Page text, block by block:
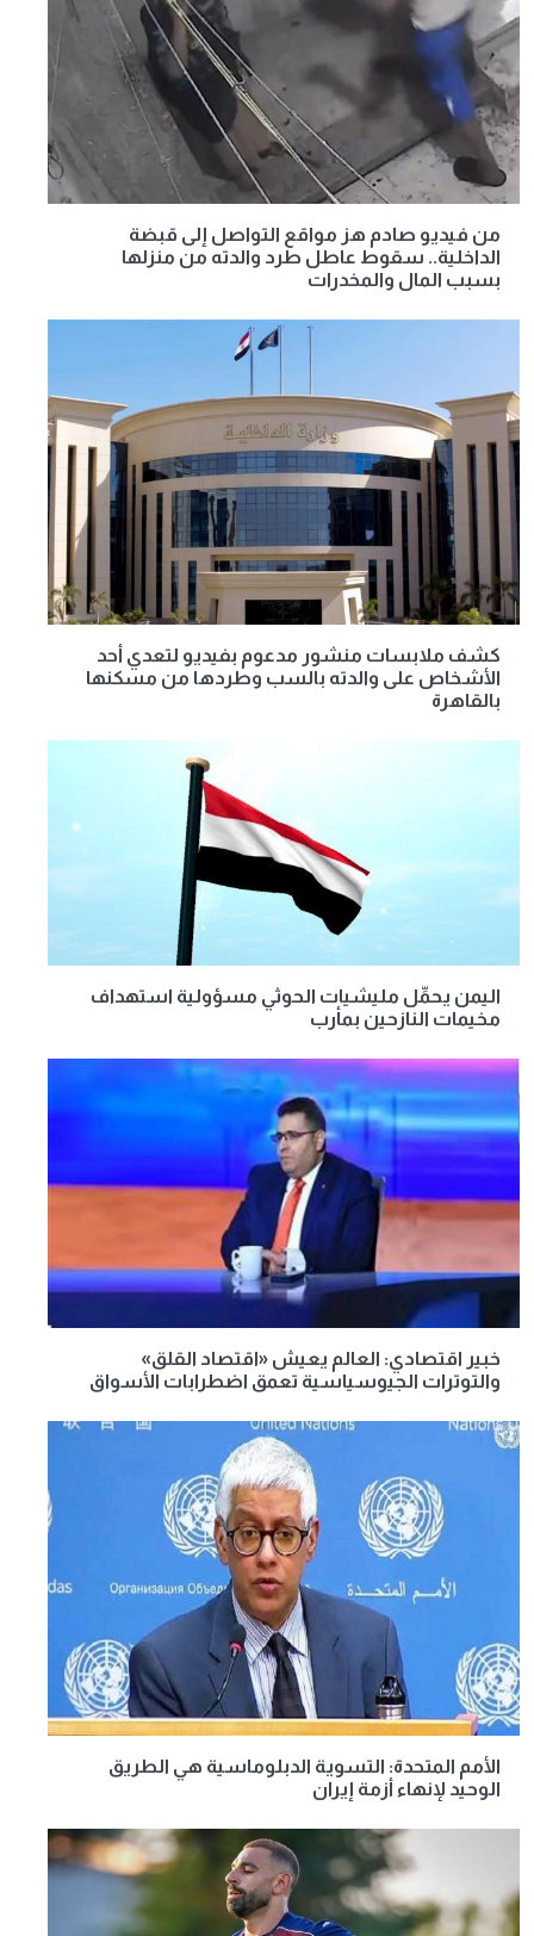
من فيديو صادم هز مواقع التواصل إلى قبضة
الداخلية.. سقوط عاطل طرد والدته من منزلها
بسبب المال والمخدرات
كشف ملابسات منشور مدعوم بفيديو لتعدي أحد
الأشخاص على والدته بالسب وطردها من مسكنها
بالقاهرة
اليمن يحمِّل مليشيات الحوثي مسؤولية استهداف
مخيمات النازحين بمأرب
خبير اقتصادي: العالم يعيش «اقتصاد القلق»
والتوترات الجيوسياسية تعمق اضطرابات الأسواق
الأمم المتحدة: التسوية الدبلوماسية هي الطريق
الوحيد لإنهاء أزمة إيران